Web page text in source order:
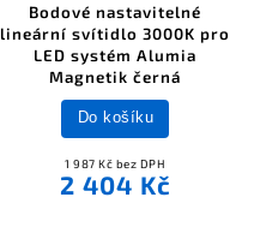
Bodové nastavitelné
lineární svítidlo 3000K pro
LED systém Alumia
Magnetik černá
1 987 Kč bez DPH
2 404 Kč
Do košíku